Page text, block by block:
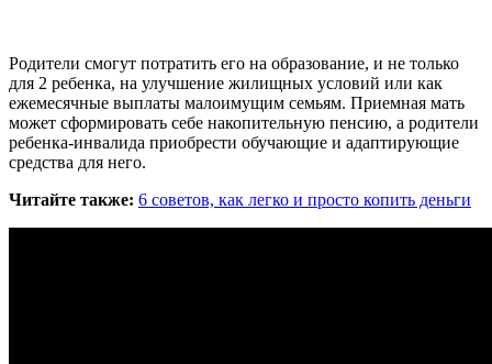
Родители смогут потратить его на образование, и не только
для 2 ребенка, на улучшение жилищных условий или как
ежемесячные выплаты малоимущим семьям. Приемная мать
может сформировать себе накопительную пенсию, а родители
ребенка-инвалида приобрести обучающие и адаптирующие
средства для него.
Читайте также: 6 советов, как легко и просто копить деньги